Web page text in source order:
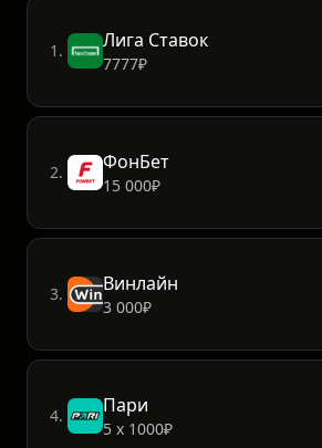
1. Лига Ставок
7777₽
2. ФонБет
15 000₽
3. Винлайн
3 000₽
4. Пари
5 х 1000₽